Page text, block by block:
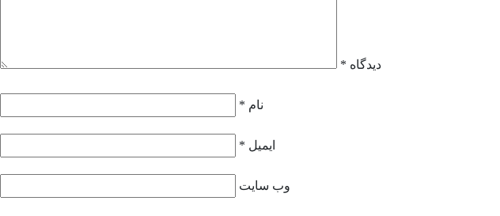
دیدگاه *
نام *
ایمیل *
وب‌ سایت